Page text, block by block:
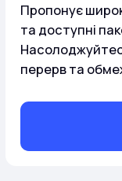
Для дому
Акції
Пропонує
та доступні
перерв та